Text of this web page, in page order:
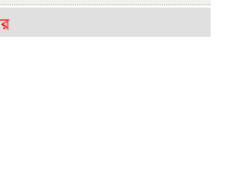
পর্যন্ত জুলাই শেষ হবে না: